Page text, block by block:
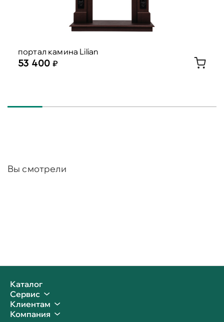
портал камина Lilian
53 400
Вы смотрели
Каталог
Сервис
Клиентам
Компания